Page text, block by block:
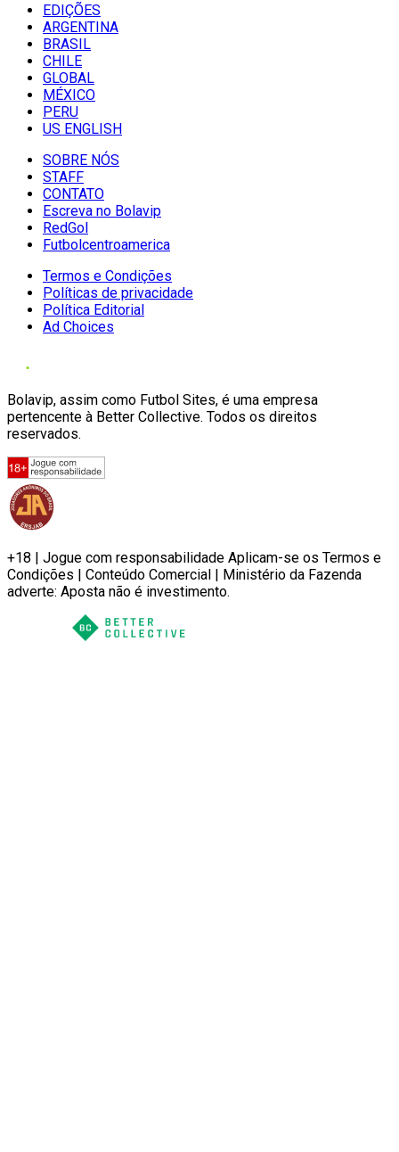
EDIÇÕES
ARGENTINA
BRASIL
CHILE
GLOBAL
MÉXICO
PERU
US ENGLISH
SOBRE NÓS
STAFF
CONTATO
Escreva no Bolavip
RedGol
Futbolcentroamerica
Termos e Condições
Políticas de privacidade
Política Editorial
Ad Choices
Bolavip, assim como Futbol Sites, é uma empresa
pertencente à Better Collective. Todos os direitos
reservados.
+18 | Jogue com responsabilidade Aplicam-se os Termos e
Condições | Conteúdo Comercial | Ministério da Fazenda
adverte: Aposta não é investimento.